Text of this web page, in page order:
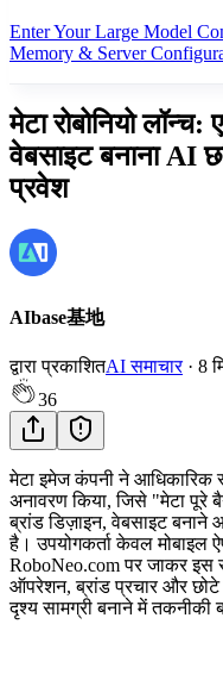
Enter Your Large Model
Memory & Server
मेटा रोबोनियो
वेबसाइट बनाना AI
प्रवेश
AIbase基地
द्वारा प्रकाशितAI समाचार· 8
36
मेटा इमेज कंपनी ने आधिकारिक
अनावरण किया, जिसे "मेटा पूरे
ब्रांड डिज़ाइन, वेबसाइट बनाने
है। उपयोगकर्ता केवल मोबाइल
RoboNeo.com पर जाकर इस
ऑपरेशन, ब्रांड प्रचार और छोटे
दृश्य सामग्री बनाने में